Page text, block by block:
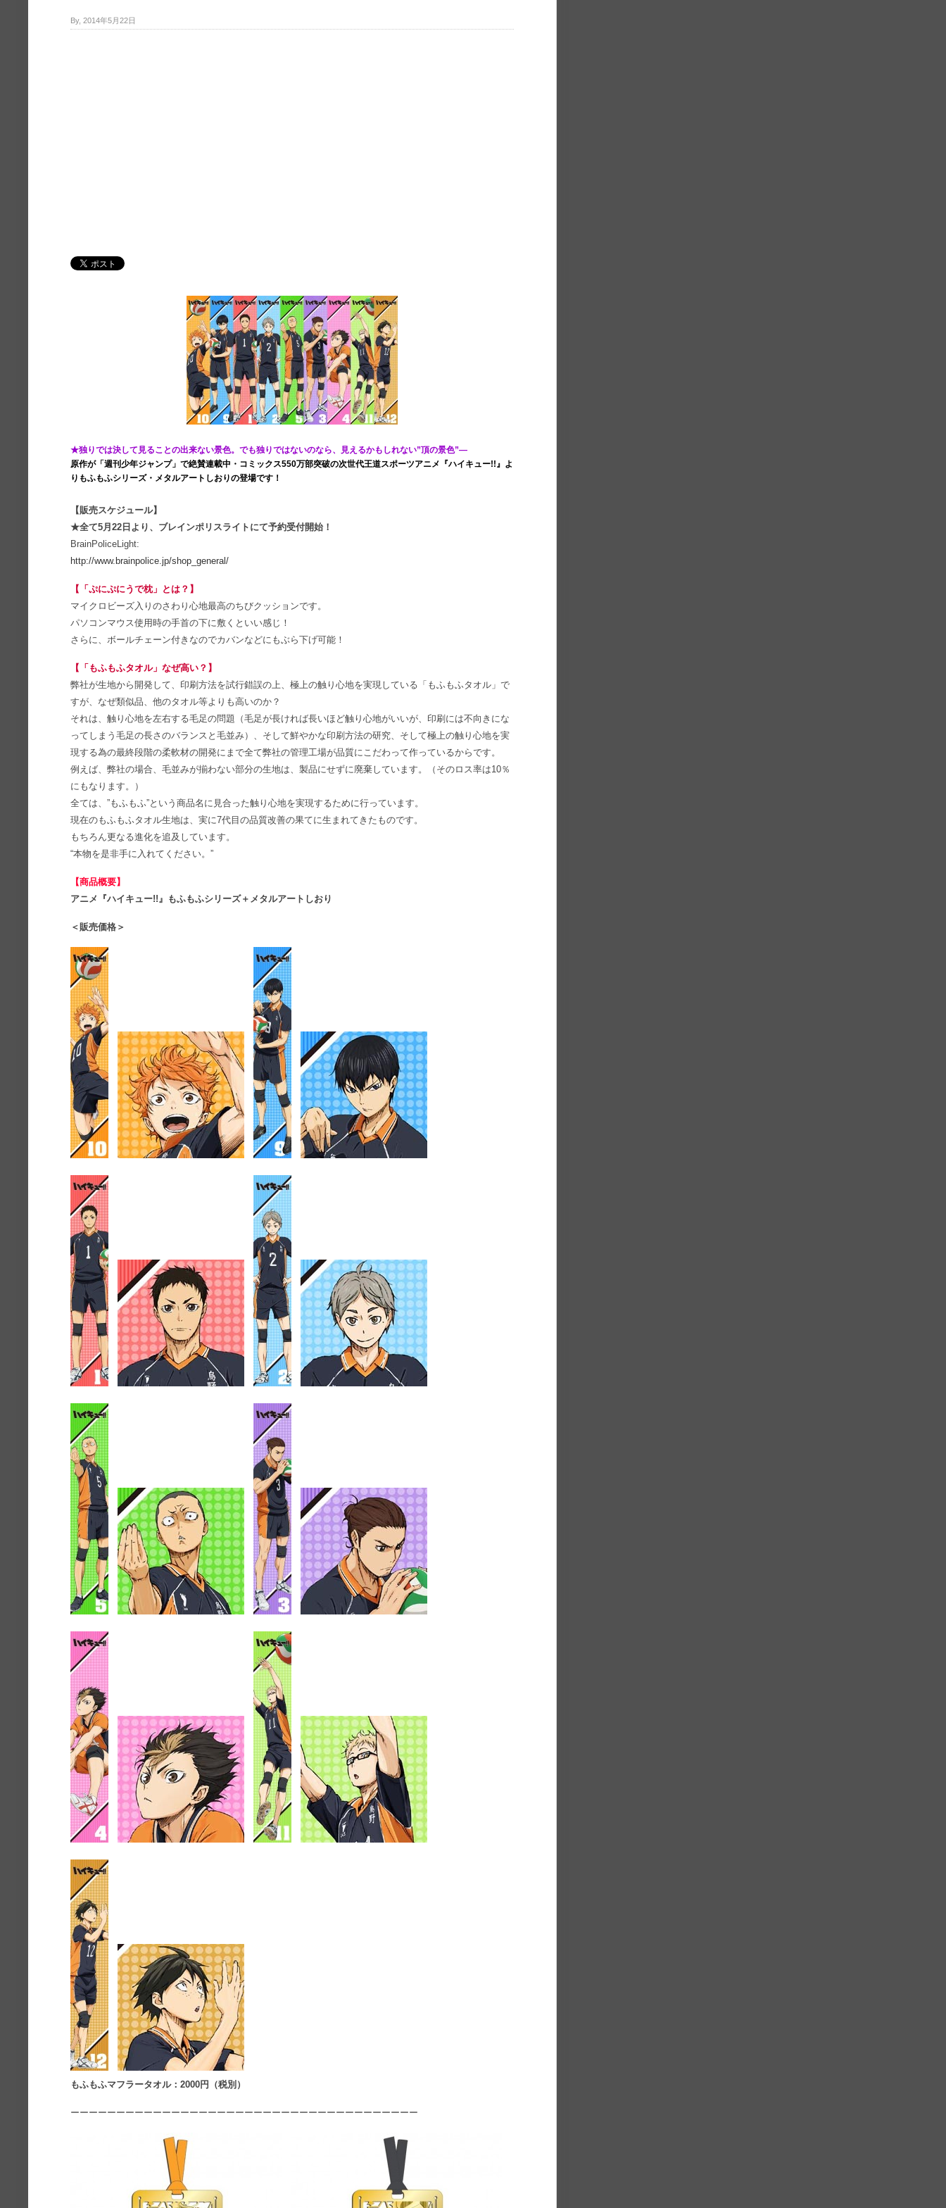
By, 2014年5月22日
★独りでは決して見ることの出来ない景色。でも独りではないのなら、見えるかもしれない”頂の景色”—
原作が「週刊少年ジャンプ」で絶賛連載中・コミックス550万部突破の次世代王道スポーツアニメ『ハイキュー!!』よ
りもふもふシリーズ・メタルアートしおりの登場です！
【販売スケジュール】
★全て5月22日より、ブレインポリスライトにて予約受付開始！
BrainPoliceLight:
http://www.brainpolice.jp/shop_general/
【「ぷにぷにうで枕」とは？】
マイクロビーズ入りのさわり心地最高のちびクッションです。
パソコンマウス使用時の手首の下に敷くといい感じ！
さらに、ボールチェーン付きなのでカバンなどにもぶら下げ可能！
【「もふもふタオル」なぜ高い？】
弊社が生地から開発して、印刷方法を試行錯誤の上、極上の触り心地を実現している「もふもふタオル」で
すが、なぜ類似品、他のタオル等よりも高いのか？
それは、触り心地を左右する毛足の問題（毛足が長ければ長いほど触り心地がいいが、印刷には不向きにな
ってしまう毛足の長さのバランスと毛並み）、そして鮮やかな印刷方法の研究、そして極上の触り心地を実
現する為の最終段階の柔軟材の開発にまで全て弊社の管理工場が品質にこだわって作っているからです。
例えば、弊社の場合、毛並みが揃わない部分の生地は、製品にせずに廃棄しています。（そのロス率は10％
にもなります。）
全ては、”もふもふ”という商品名に見合った触り心地を実現するために行っています。
現在のもふもふタオル生地は、実に7代目の品質改善の果てに生まれてきたものです。
もちろん更なる進化を追及しています。
“本物を是非手に入れてください。”
【商品概要】
アニメ『ハイキュー!!』もふもふシリーズ＋メタルアートしおり
＜販売価格＞
もふもふマフラータオル：2000円（税別）
ーーーーーーーーーーーーーーーーーーーーーーーーーーーーーーーーーーーーーー